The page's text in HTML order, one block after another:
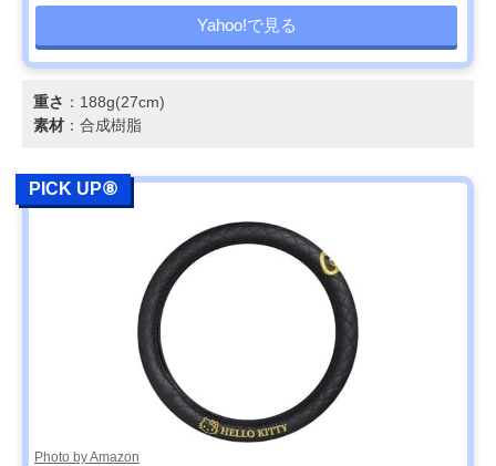
Yahoo!で見る
重さ ：188g(27cm)
素材 ：合成樹脂
PICK UP⑧
Photo by Amazon